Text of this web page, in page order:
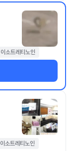
이소트레티노인
이소트레티노인